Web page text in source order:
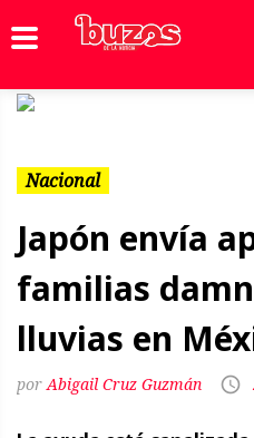
Nacional
Japón envía
familias
lluvias en
Abigail Cruz Guzmán